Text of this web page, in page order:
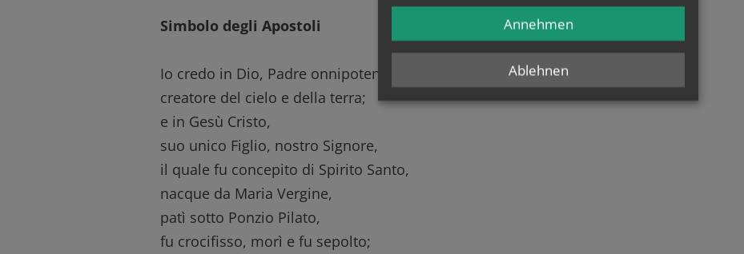
Simbolo degli Apostoli
Io credo in Dio, Padre onnipotente,
creatore del cielo e della terra;
e in Gesù Cristo,
suo unico Figlio, nostro Signore,
il quale fu concepito di Spirito Santo,
nacque da Maria Vergine,
patì sotto Ponzio Pilato,
fu crocifisso, morì e fu sepolto;
Ablehnen
Annehmen